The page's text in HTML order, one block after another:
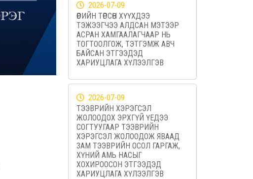
2026-07-09
ӨӨРИЙН ТӨРСӨН ХҮҮХДЭЭ
ТЭЖЭЭГЧЭЭ АЛДСАН МЭТЭЭР
АСРАН ХАМГААЛАГЧААР НЬ
ТОГТООЛГОЖ, ТЭТГЭМЖ АВЧ
БАЙСАН ЭТГЭЭДЭД
ХАРИУЦЛАГА ХҮЛЭЭЛГЭВ
2026-07-09
ТЭЭВРИЙН ХЭРЭГСЭЛ
ЖОЛООДОХ ЭРХГҮЙ ҮЕДЭЭ
СОГТУУГААР ТЭЭВРИЙН
ХЭРЭГСЭЛ ЖОЛООДОЖ ЯВААД
ЗАМ ТЭЭВРИЙН ОСОЛ ГАРГАЖ,
ХҮНИЙ АМЬ НАСЫГ
ХОХИРООСОН ЭТГЭЭДЭД
ХАРИУЦЛАГА ХҮЛЭЭЛГЭВ